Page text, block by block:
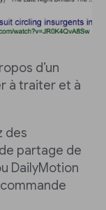
d’un
à traiter et à
des
partage de
DailyMotion